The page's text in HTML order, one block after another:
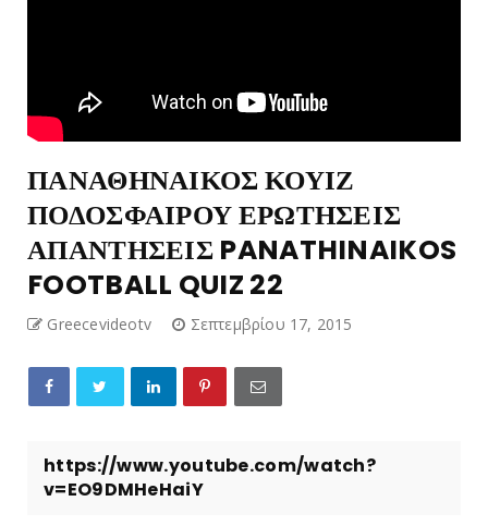
ΠΑΝΑΘΗΝΑΙΚΟΣ ΚΟΥΙΖ
ΠΟΔΟΣΦΑΙΡΟΥ ΕΡΩΤΗΣΕΙΣ
ΑΠΑΝΤΗΣΕΙΣ PANATHINAIKOS
FOOTBALL QUIZ 22
Greecevideotv Σεπτεμβρίου 17, 2015
https://www.youtube.com/watch?
v=EO9DMHeHaiY